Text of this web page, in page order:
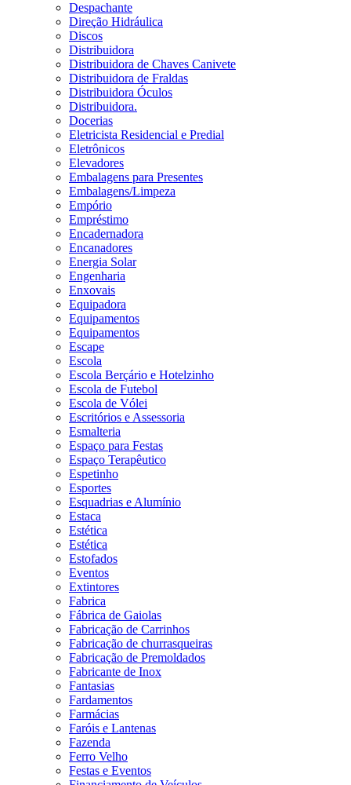
Despachante
Direção Hidráulica
Discos
Distribuidora
Distribuidora de Chaves Canivete
Distribuidora de Fraldas
Distribuidora Óculos
Distribuidora.
Docerias
Eletricista Residencial e Predial
Eletrônicos
Elevadores
Embalagens para Presentes
Embalagens/Limpeza
Empório
Empréstimo
Encadernadora
Encanadores
Energia Solar
Engenharia
Enxovais
Equipadora
Equipamentos
Equipamentos
Escape
Escola
Escola Berçário e Hotelzinho
Escola de Futebol
Escola de Vólei
Escritórios e Assessoria
Esmalteria
Espaço para Festas
Espaço Terapêutico
Espetinho
Esportes
Esquadrias e Alumínio
Estaca
Estética
Estética
Estofados
Eventos
Extintores
Fabrica
Fábrica de Gaiolas
Fabricação de Carrinhos
Fabricação de churrasqueiras
Fabricação de Premoldados
Fabricante de Inox
Fantasias
Fardamentos
Farmácias
Faróis e Lantenas
Fazenda
Ferro Velho
Festas e Eventos